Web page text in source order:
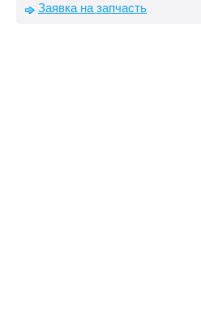
Заявка на запчасть